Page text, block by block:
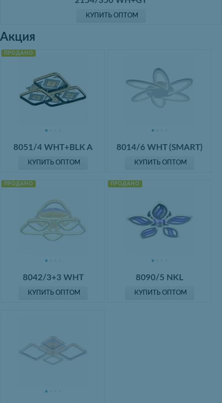
КУПИТЬ ОПТОМ
Акция
ПРОДАНО
8051/4 WHT+BLK A
КУПИТЬ ОПТОМ
8014/6 WHT (SMART)
КУПИТЬ ОПТОМ
ПРОДАНО
8042/3+3 WHT
КУПИТЬ ОПТОМ
ПРОДАНО
8090/5 NKL
КУПИТЬ ОПТОМ